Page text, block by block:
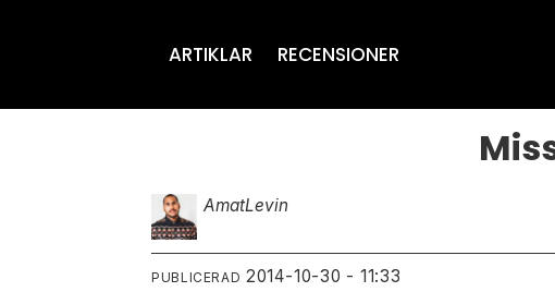
ARTIKLAR RECENSIONER
AmatLevin
PUBLICERAD 2014-10-30 - 11:33